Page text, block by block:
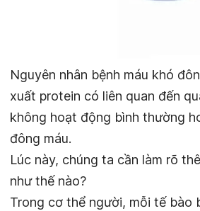
Nguyên nhân bệnh máu khó
xuất protein có liên quan đến
không hoạt động bình thường
đông máu.
Lúc này, chúng ta cần làm rõ
như thế nào?
Trong cơ thể người, mỗi tế bào